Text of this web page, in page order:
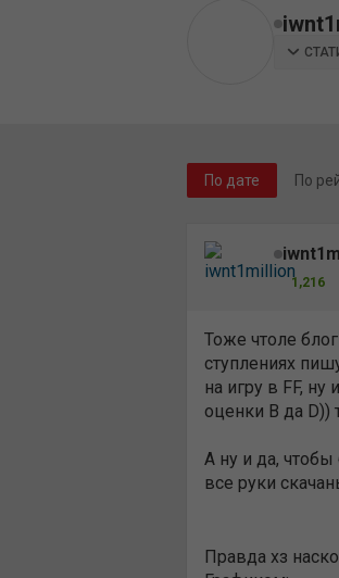
По дате По
1,216
Тоже чтоле
ступлениях
на игру в FF,
оценки B да D))
А ну и да, чтобы
все руки
Правда хз